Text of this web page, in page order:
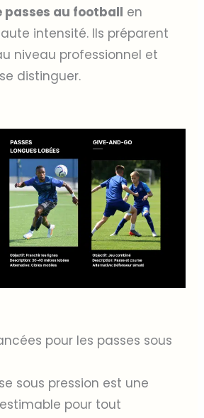
passes au football en
intensité. Ils préparent
niveau professionnel et
distinguer.
pour les passes sous
sous pression est une
pour tout